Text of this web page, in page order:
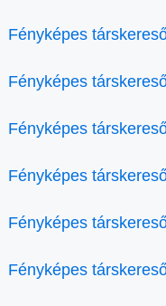
Fényképes
Fényképes
Fényképes
Fényképes
Fényképes
Fényképes